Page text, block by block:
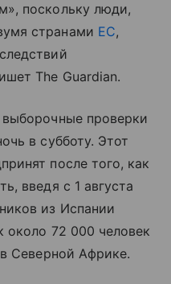
поскольку люди,
странами ЕС,
The Guardian.
проверки
в субботу. Этот
после того, как
введя с 1 августа
из Испании
около 72 000 человек
Северной Африке.